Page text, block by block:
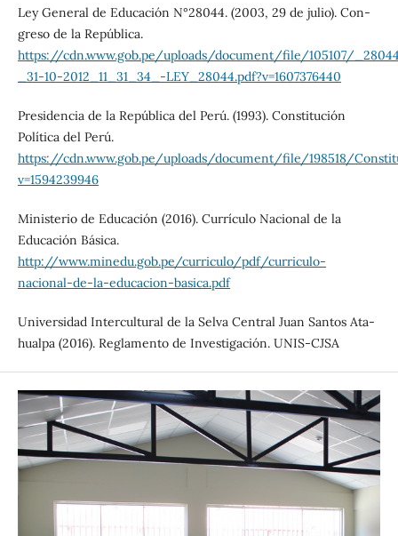
Ley General de Educación N°28044. (2003, 29 de julio). Con-
greso de la República.
https://cdn.www.gob.pe/uploads/document/file/105107/
_31-10-2012_11_31_34_-LEY_28044.pdf?v=1607376440
Presidencia de la República del Perú. (1993). Constitución
Política del Perú.
https://cdn.www.gob.pe/uploads/document/file/198518/
v=1594239946
Ministerio de Educación (2016). Currículo Nacional de la
Educación Básica.
http://www.minedu.gob.pe/curriculo/pdf/curriculo-
nacional-de-la-educacion-basica.pdf
Universidad Intercultural de la Selva Central Juan Santos Ata-
hualpa (2016). Reglamento de Investigación. UNIS-CJSA